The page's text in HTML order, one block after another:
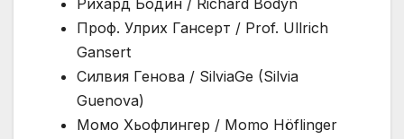
Рихард Бодин / Richard Bodyn
Проф. Улрих Гансерт / Prof. Ullrich
Gansert
Силвия Генова / SilviaGe (Silvia
Guenova)
Момо Хьофлингер / Momo Höflinger